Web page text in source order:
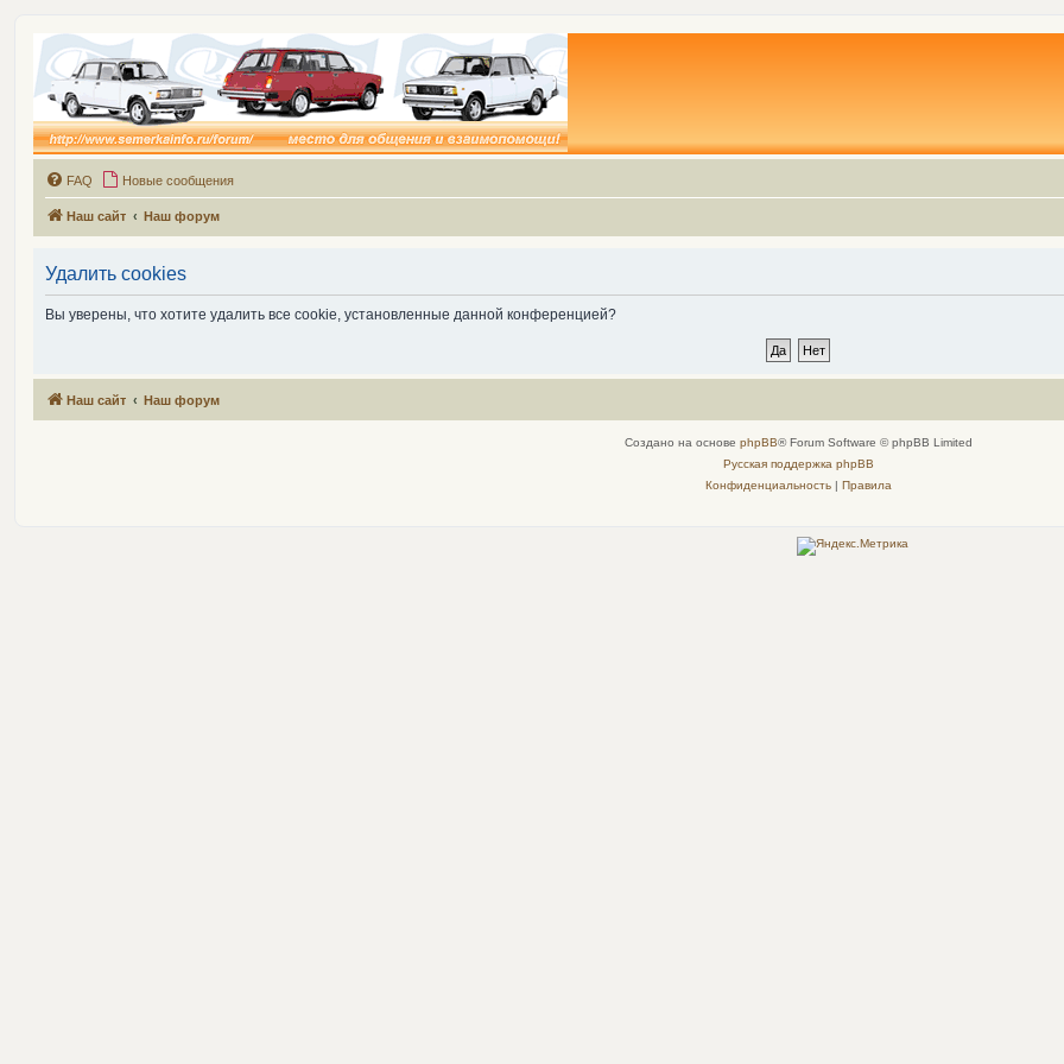
FAQ Новые сообщения
Наш сайт Наш форум
Удалить cookies
Вы уверены, что хотите удалить все cookie, установленные данной конференцией?
Наш сайт Наш форум
Создано на основе phpBB® Forum Software © phpBB Limited
Русская поддержка phpBB
Конфиденциальность| Правила